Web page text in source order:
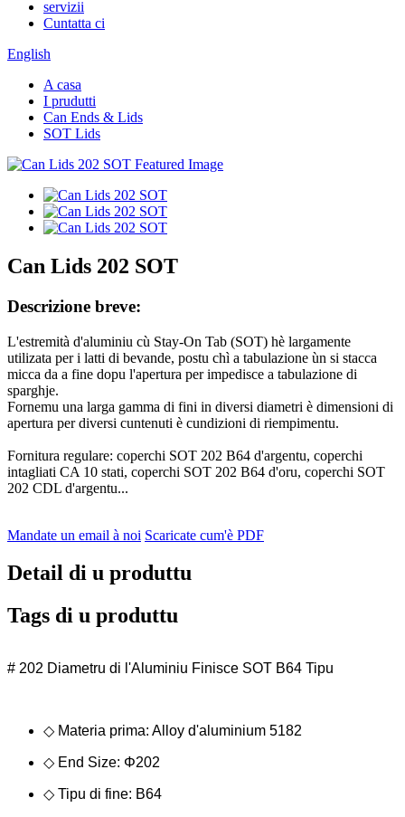
servizii
Cuntatta ci
English
A casa
I prudutti
Can Ends & Lids
SOT Lids
Can Lids 202 SOT
Descrizione breve:
L'estremità d'aluminiu cù Stay-On Tab (SOT) hè largamente
utilizata per i latti di bevande, postu chì a tabulazione ùn si stacca
micca da a fine dopu l'apertura per impedisce a tabulazione di
sparghje.
Fornemu una larga gamma di fini in diversi diametri è dimensioni di
apertura per diversi cuntenuti è cundizioni di riempimentu.
Fornitura regulare: coperchi SOT 202 B64 d'argentu, coperchi
intagliati CA 10 stati, coperchi SOT 202 B64 d'oru, coperchi SOT
202 CDL d'argentu...
Mandate un email à noi Scaricate cum'è PDF
Detail di u produttu
Tags di u produttu
# 202 Diametru di l'Aluminiu Finisce SOT B64 Tipu
◇ Materia prima: Alloy d'aluminium 5182
◇ End Size: Φ202
◇ Tipu di fine: B64